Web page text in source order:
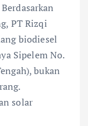
PT Rizqi
biodiesel
Sipelem No.
bukan
solar